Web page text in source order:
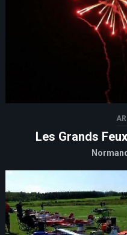
Les Grands